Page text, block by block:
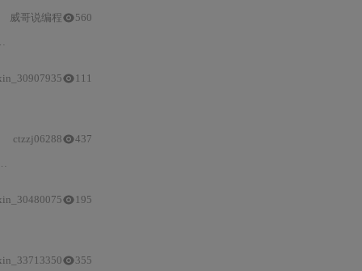
威哥说编程 560
111
ctzzj06288 437
195
355